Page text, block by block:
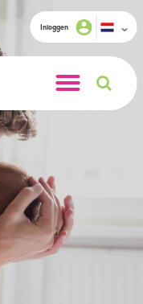
Inloggen